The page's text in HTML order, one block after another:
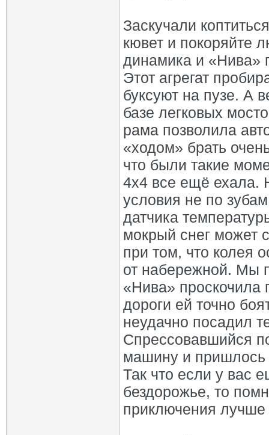
Заскучали
кювет и покоряйте
динамика и «Нива»
Этот агрегат
буксуют на пузе. А
базе легковых
рама позволила
«ходом» брать
что были такие
4х4 все ещё ехала.
условия не по
датчика
мокрый снег может
при том, что колея
от набережной. Мы
«Нива» проскочила
дороги ей точно
неудачно посадил
Спрессовавшийся
машину и пришлось
Так что если у вас
бездорожье, то
приключения лучше